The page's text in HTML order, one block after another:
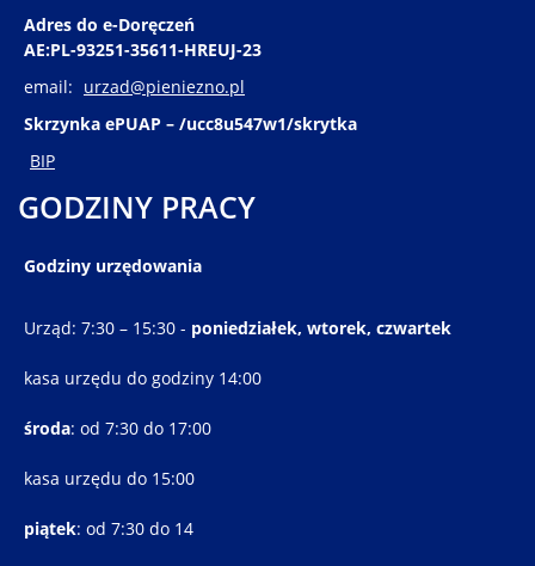
Adres do e-Doręczeń
AE:PL-93251-35611-HREUJ-23
email: urzad@pieniezno.pl
Skrzynka ePUAP – /ucc8u547w1/skrytka
BIP
GODZINY PRACY
Godziny urzędowania
Urząd: 7:30 – 15:30 - poniedziałek, wtorek, czwartek
kasa urzędu do godziny 14:00
środa: od 7:30 do 17:00
kasa urzędu do 15:00
piątek: od 7:30 do 14